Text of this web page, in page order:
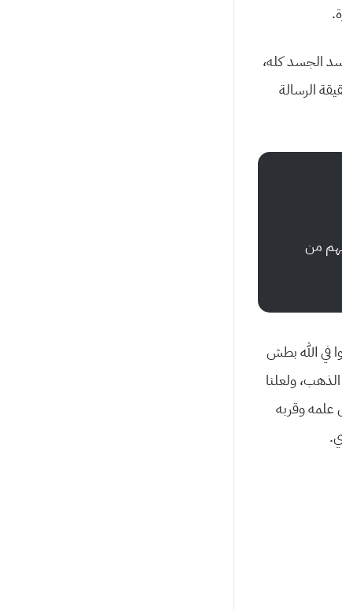
الجسد كله،
الرسالة
من
في الله بطش
ولعلنا
علمه وقربه